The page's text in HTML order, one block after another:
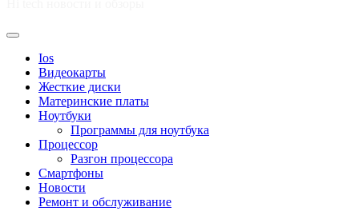
Основное
Ios
Видеокарты
Жесткие диски
Материнские платы
Ноутбуки
Программы для ноутбука
Процессор
Разгон процессора
Смартфоны
Новости
Ремонт и обслуживание